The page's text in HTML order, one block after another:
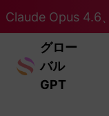
Claude Opus 4.6
グロー
バル
GPT